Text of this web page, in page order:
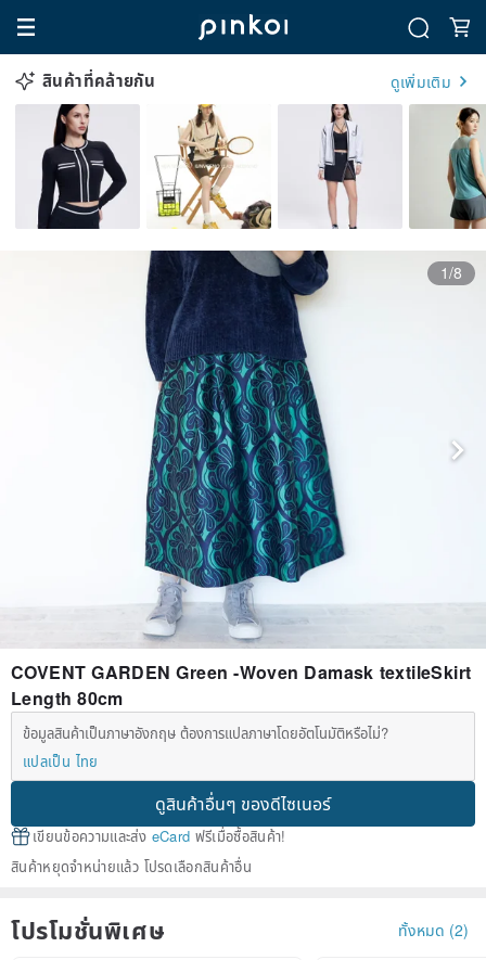
สินค้าที่คล้ายกัน ดูเพิ่มเติม
1/8
COVENT GARDEN Green -Woven Damask textileSkirt
Length 80cm
ข้อมูลสินค้าเป็นภาษาอังกฤษ ต้องการแปลภาษาโดยอัตโนมัติหรือไม่?
แปลเป็น ไทย
ดูสินค้าอื่นๆ ของดีไซเนอร์
เขียนข้อความและส่ง eCard ฟรีเมื่อซื้อสินค้า!
สินค้าหยุดจำหน่ายแล้ว โปรดเลือกสินค้าอื่น
โปรโมชั่นพิเศษ ทั้งหมด (2)